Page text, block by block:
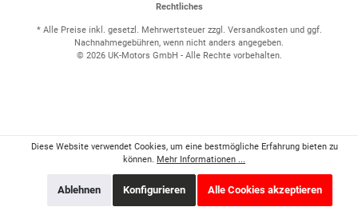
Rechtliches
* Alle Preise inkl. gesetzl. Mehrwertsteuer zzgl. Versandkostenund ggf.
Nachnahmegebühren, wenn nicht anders angegeben.
© 2026 UK-Motors GmbH - Alle Rechte vorbehalten.
Diese Website verwendet Cookies, um eine bestmögliche Erfahrung bieten zu
können. Mehr Informationen ...
Ablehnen Konfigurieren Alle Cookies akzeptieren